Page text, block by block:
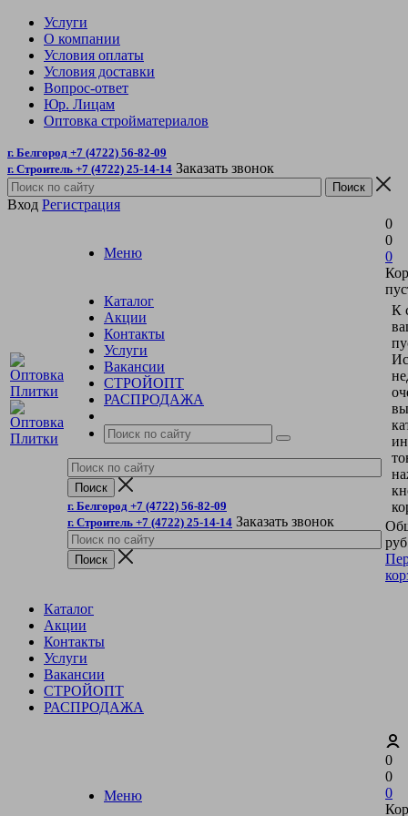
Услуги
О компании
Условия оплаты
Условия доставки
Вопрос-ответ
Юр. Лицам
Оптовка стройматериалов
г. Белгород +7 (4722) 56-82-09
г. Строитель +7 (4722) 25-14-14 Заказать звонок
Вход Регистрация
Меню
Каталог
Акции
Контакты
Услуги
Вакансии
СТРОЙОПТ
РАСПРОДАЖА
г. Белгород +7 (4722) 56-82-09
г. Строитель +7 (4722) 25-14-14 Заказать звонок
0
0
0
К
Каталог
Акции
Контакты
Услуги
Вакансии
СТРОЙОПТ
РАСПРОДАЖА
Меню
0
0
0